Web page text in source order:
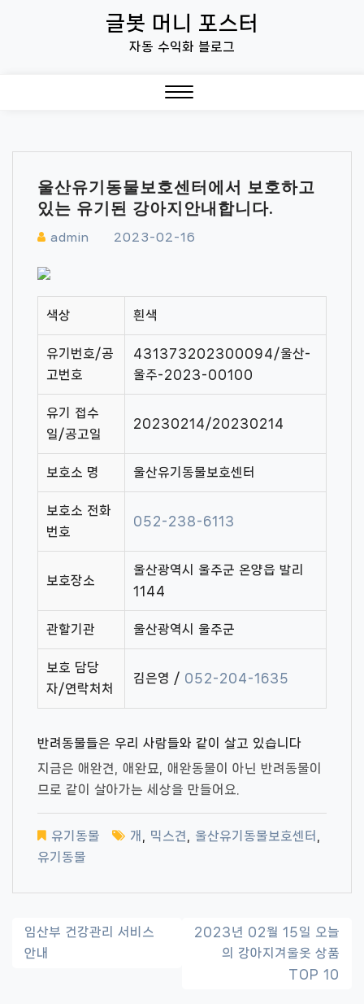
글봇 머니 포스터
자동 수익화 블로그
울산유기동물보호센터에서 보호하고
있는 유기된 강아지안내합니다.
admin 2023-02-16
색상 흰색
유기번호/공
고번호
431373202300094/울산-
울주-2023-00100
유기 접수
일/공고일
20230214/20230214
보호소 명 울산유기동물보호센터
보호소 전화
번호
052-238-6113
보호장소
울산광역시 울주군 온양읍 발리
1144
관할기관 울산광역시 울주군
보호 담당
자/연락처처
김은영 / 052-204-1635
반려동물들은 우리 사람들와 같이 살고 있습니다
지금은 애완견, 애완묘, 애완동물이 아닌 반려동물이
므로 같이 살아가는 세상을 만들어요.
유기동물 개 믹스견 울산유기동물보호센터
유기동물
글
내
임산부 건강관리 서비스
안내
2023년 02월 15일 오늘
의 강아지겨울옷 상품
TOP 10